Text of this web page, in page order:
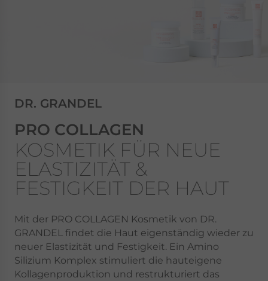
DR. GRANDEL
PRO COLLAGEN
KOSMETIK FÜR NEUE
ELASTIZITÄT &
FESTIGKEIT DER HAUT
Mit der PRO COLLAGEN Kosmetik von DR.
GRANDEL findet die Haut eigenständig wieder zu
neuer Elastizität und Festigkeit. Ein Amino
Silizium Komplex stimuliert die hauteigene
Kollagenproduktion und restrukturiert das